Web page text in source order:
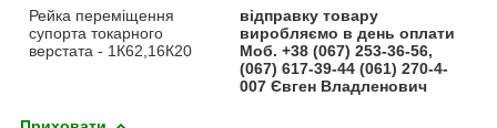
Рейка переміщення
супорта токарного
верстата - 1К62,16К20
відправку товару
виробляємо в день оплати
Моб. +38 (067) 253-36-56,
(067) 617-39-44 (061) 270-4-
007 Євген Владленович